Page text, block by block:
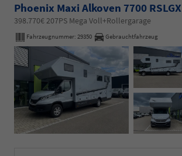
Phoenix Maxi Alkoven 7700 RSLGX
398.770€ 207PS Mega Voll+Rollergarage
Fahrzeugnummer: 29350 Gebrauchtfahrzeug